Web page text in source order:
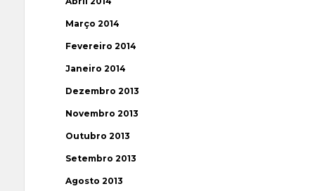
Março 2014
Fevereiro 2014
Janeiro 2014
Dezembro 2013
Novembro 2013
Outubro 2013
Setembro 2013
Agosto 2013